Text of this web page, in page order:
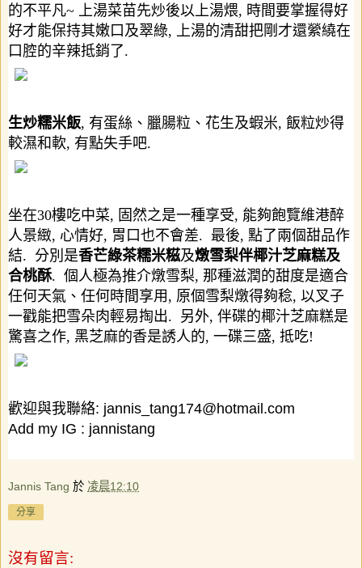
的不平凡~ 上湯菜苗先炒後以上湯煨, 時間要掌握得好
好才能保持其嫩口及翠綠, 上湯的清甜把剛才還縈繞在
口腔的辛辣抵銷了.
生炒糯米飯, 有蛋絲、臘腸粒、花生及蝦米, 飯粒炒得
較濕和軟, 有點失手吧.
坐在30樓吃中菜, 固然之是一種享受, 能夠飽覽維港醉
人景緻, 心情好, 胃口也不會差. 最後, 點了兩個甜品作
結. 分別是香芒綠茶糯米糍及燉雪梨伴椰汁芝麻糕及
合桃酥. 個人極為推介燉雪梨, 那種滋潤的甜度是適合
任何天氣、任何時間享用 , 原個雪梨燉得夠稔, 以叉子
一戳能把雪朵肉輕易掏出. 另外, 伴碟的椰汁芝麻糕是
驚喜之作, 黑芝麻的香是誘人的, 一碟三盛, 抵吃!
歡迎與我聯絡: jannis_tang174@hotmail.com
Add my IG : jannistang
Jannis Tang 於 凌晨12:10
分享
沒有留言: